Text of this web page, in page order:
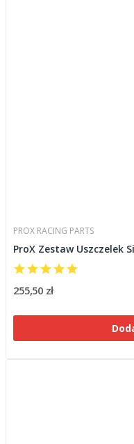
PROX RACING PARTS
ProX Zestaw Uszczelek
255,50 zł